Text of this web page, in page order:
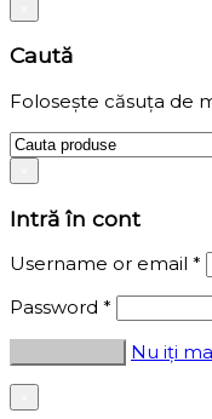
Caută
Folosește căsuța de
Intră în cont
Username or email *
Password *
Nu iți